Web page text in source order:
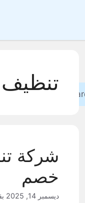
تنظيف
خصم
ديسمبر 14, 2025